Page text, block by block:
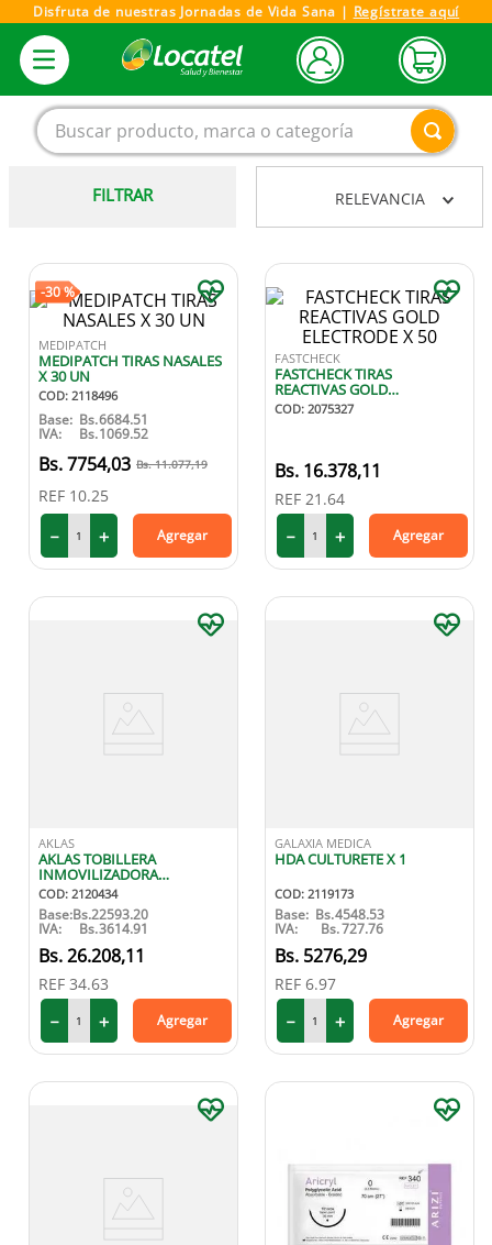
Disfruta de nuestras Jornadas de Vida Sana | Regístrate aquí
Buscar producto, marca o categoría
FILTRAR RELEVANCIA
-30 %
MEDIPATCH
MEDIPATCH TIRAS NASALES
X 30 UN
COD: 2118496
Base: Bs.6684.51
IVA: Bs.1069.52
7754,03 11.077,19
REF 10.25
＋
－ Agregar
FASTCHECK
FASTCHECK TIRAS
REACTIVAS GOLD
ELECTRODE X 50
COD: 2075327
16.378,11
REF 21.64
＋
－ Agregar
AKLAS
AKLAS TOBILLERA
INMOVILIZADORA
AJUSTABLE CON FERULA
TALLA M
COD: 2120434
Base:Bs.22593.20
IVA: Bs.3614.91
26.208,11
REF 34.63
＋
－ Agregar
GALAXIA MEDICA
HDA CULTURETE X 1
COD: 2119173
Base: Bs.4548.53
IVA: Bs.727.76
5276,29
REF 6.97
＋
－ Agregar
3.
tensiometro
vitamina c
5.
vitamina
6.
linezolid
7.
champu
.
miovit
10. medias compresión